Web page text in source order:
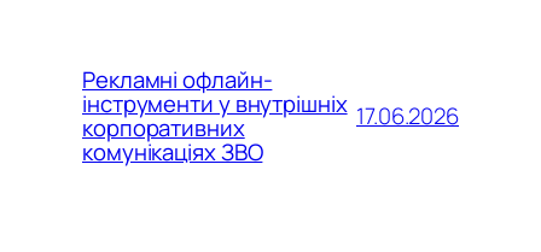
Рекламні офлайн-
інструменти у внутрішніх
корпоративних
комунікаціях ЗВО
17.06.2026